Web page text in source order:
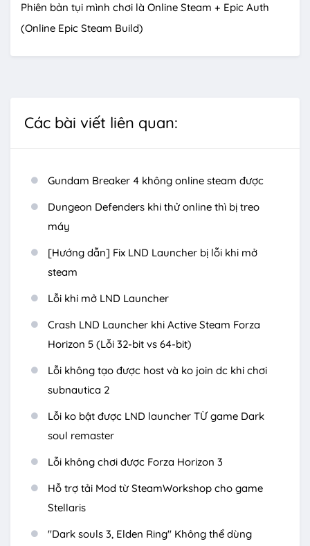
Phiên bản tụi mình chơi là Online Steam + Epic Auth
(Online Epic Steam Build)
Các bài viết liên quan:
Gundam Breaker 4 không online steam được
Dungeon Defenders khi thử online thì bị treo
máy
[Hướng dẫn] Fix LND Launcher bị lỗi khi mở
steam
Lỗi khi mở LND Launcher
Crash LND Launcher khi Active Steam Forza
Horizon 5 (Lỗi 32-bit vs 64-bit)
Lỗi không tạo được host và ko join dc khi chơi
subnautica 2
Lỗi ko bật được LND launcher TỪ game Dark
soul remaster
Lỗi không chơi được Forza Horizon 3
Hỗ trợ tải Mod từ SteamWorkshop cho game
Stellaris
"Dark souls 3, Elden Ring" Không thể dùng